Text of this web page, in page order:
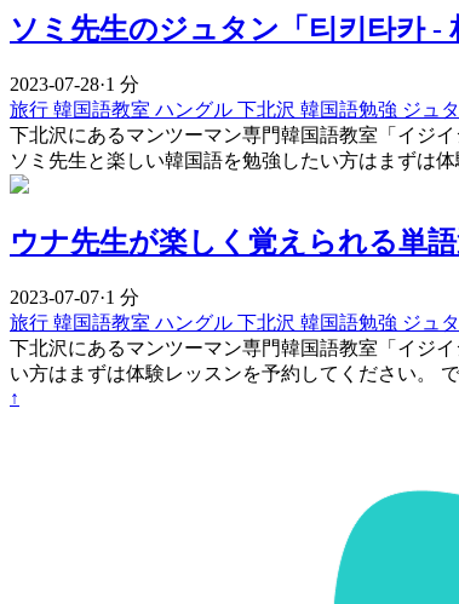
ソミ先生のジュタン「티키타카 -
2023-07-28·1 分
旅行 韓国語教室 ハングル 下北沢 韓国語勉強 ジュ
下北沢にあるマンツーマン専門韓国語教室「イジ
ソミ先生と楽しい韓国語を勉強したい方はまずは
ウナ先生が楽しく覚えられる単
2023-07-07·1 分
旅行 韓国語教室 ハングル 下北沢 韓国語勉強 ジュ
下北沢にあるマンツーマン専門韓国語教室「イジ
い方はまずは体験レッスンを予約してください。
↑